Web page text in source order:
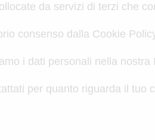
da servizi di terzi che
consenso dalla Cookie
i dati personali nella nostra
per quanto riguarda il